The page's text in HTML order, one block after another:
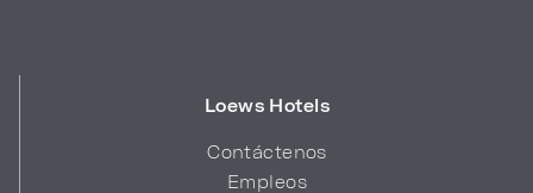
Loews Hotels
Contáctenos
Empleos